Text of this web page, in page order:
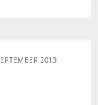
2013 -